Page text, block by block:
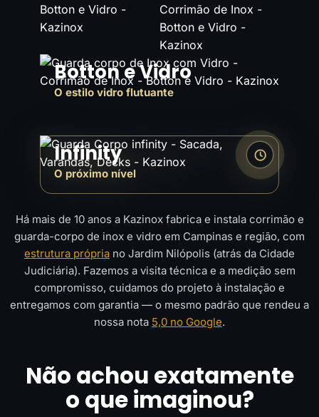
Botton e Vidro
O estilo vidro flutuante
Infinity
O próximo nível
Há mais de 10 anos a Kazinox fabrica e instala corrimão e
guarda-corpo de inox e vidro em Campinas e região, com
estrutura própria no Jardim Nilópolis (atrás da Cidade
Judiciária). Fazemos a visita técnica e a medição sem
compromisso, cuidamos do projeto à instalação e
entregamos com garantia — o mesmo padrão que rendeu a
nossa nota 5,0 no Google.
Não achou exatamente
o que imaginou?